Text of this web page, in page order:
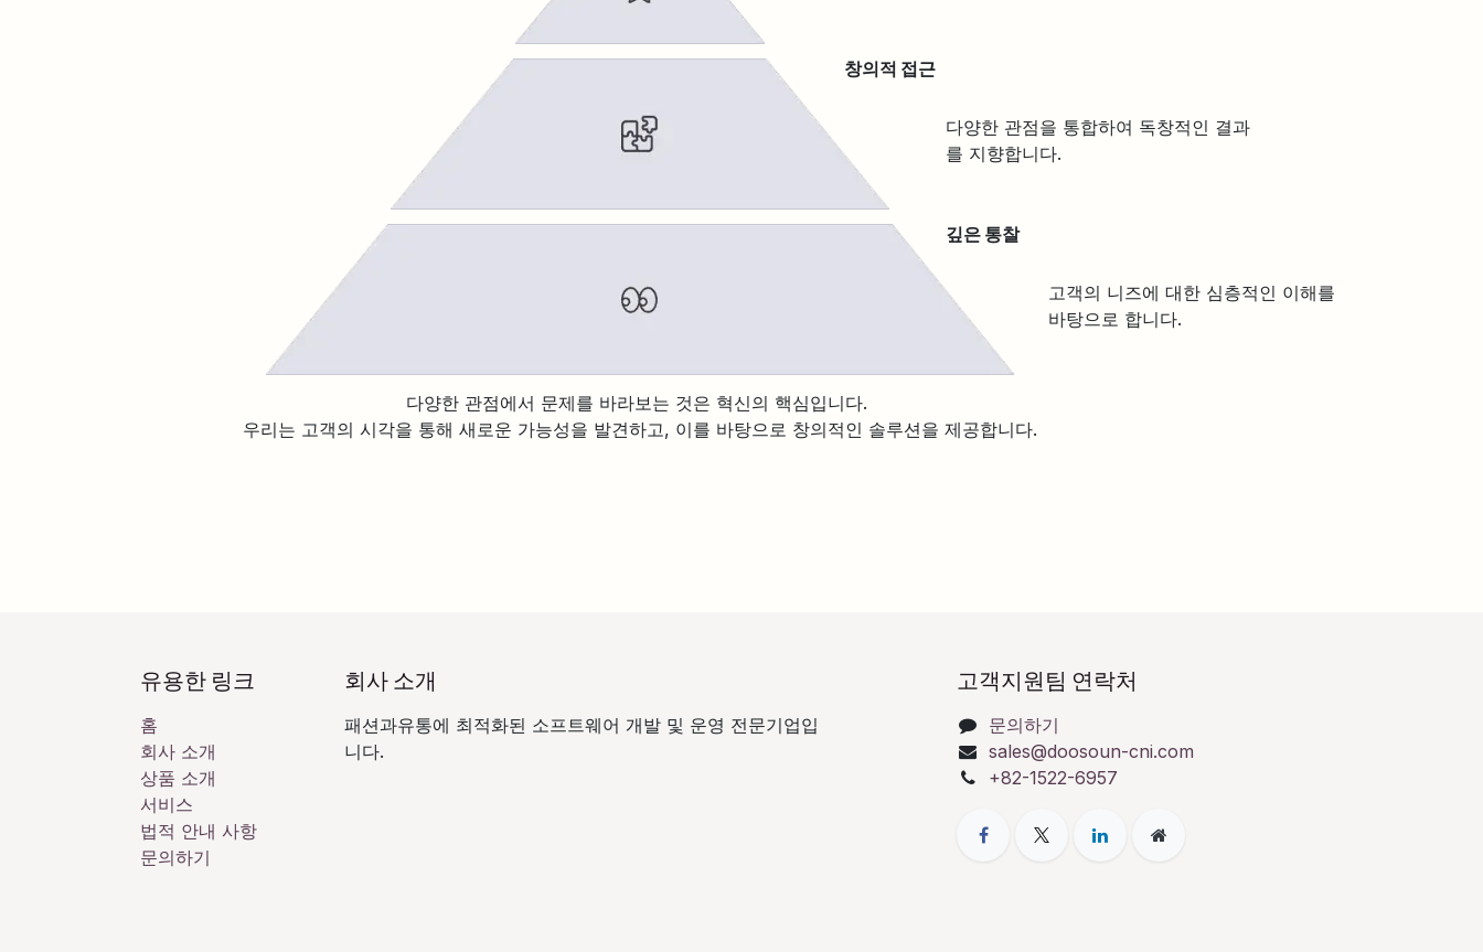
창의적 접근
다양한 관점을 통합하여 독창적인 결과
를 지향합니다.
고객의 니즈에 대한 심층적인 이해를
바탕으로 합니다.
깊은 통찰
다양한 관점에서 문제를 바라보는 것은 혁신의 핵심입니다.
우리는 고객의 시각을 통해 새로운 가능성을 발견하고, 이를 바탕으로 창의적인 솔루션을 제공합니다.​
유용한 링크
홈
회사 소개
상품 소개
서비스
법적 안내 사항
문의하기
회사 소개
패션과유통에 최적화된 소프트웨어 개발 및 운영 전문기업입
니다.
고객지원팀 연락처
문의하기
sales@doosoun-cni.com
+82-1522-6957